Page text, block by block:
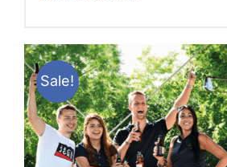
Sale!